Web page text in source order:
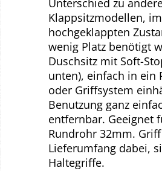
Unterschied zu
Klappsitzmodellen, im
hochgeklappten
wenig Platz benötigt
Duschsitz mit Soft-
unten), einfach in ein
oder Griffsystem
Benutzung ganz
entfernbar. Geeignet
Rundrohr 32mm.
Lieferumfang dabei,
Haltegriffe.